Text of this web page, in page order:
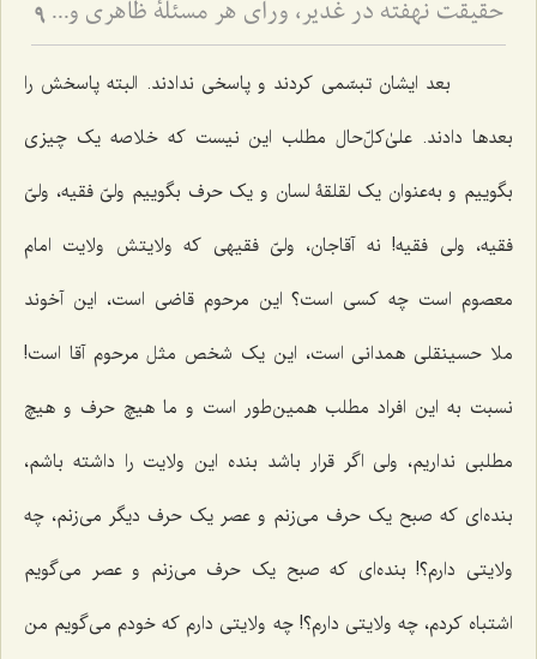
حقیقت نهفته در غدیر، ورای هر مسئلۀ ظاهری و دنیوی - آیا هدف از نصب امیرالمؤمنین علیه السلام، صرف تشکیل حکومت عادله بود؟ 9
بعد ایشان تبسّمی کردند و پاسخی ندادند. البته پاسخش را
بعدها دادند. علیٰ‌کلّ‌حال مطلب این نیست که خلاصه یک چیزی
بگوییم و به‌عنوان یک لقلقۀ لسان و یک حرف بگوییم ولیّ فقیه، ولیّ
فقیه، ولی فقیه! نه آقاجان، ولیّ فقیهی که ولایتش ولایت امام
معصوم است چه کسی است؟ این مرحوم قاضی است، این آخوند
ملا حسینقلی همدانی است، این یک شخص مثل مرحوم آقا است!
نسبت به این افراد مطلب همین‌طور است و ما هیچ حرف و هیچ
مطلبی نداریم، ولی اگر قرار باشد بنده این ولایت را داشته باشم،
بنده‌ای که صبح یک حرف می‌زنم و عصر یک حرف دیگر می‌زنم، چه
ولایتی دارم؟! بنده‌ای که صبح یک حرف می‌زنم و عصر می‌گویم
اشتباه کردم، چه ولایتی دارم؟! چه ولایتی دارم که خودم می‌گویم من